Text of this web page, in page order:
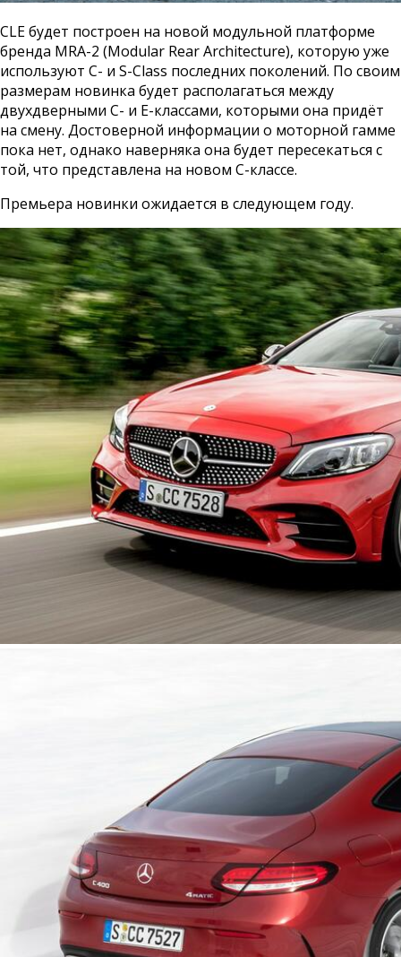
CLE будет построен на новой модульной платформе
бренда MRA-2 (Modular Rear Architecture), которую уже
используют С- и S-Class последних поколений. По своим
размерам новинка будет располагаться между
двухдверными С- и Е-классами, которыми она придёт
на смену. Достоверной информации о моторной гамме
пока нет, однако наверняка она будет пересекаться с
той, что представлена на новом С-классе.
Премьера новинки ожидается в следующем году.